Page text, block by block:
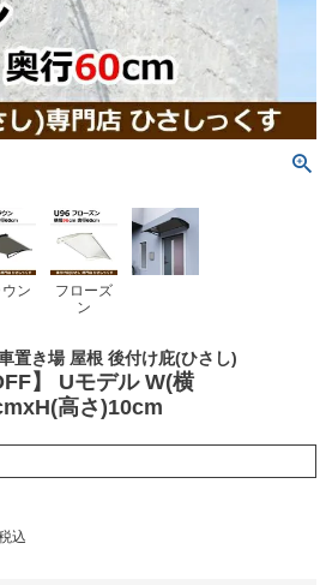
ン
フローズ
ン
置き場 屋根 後付け庇(ひさし)
】 Uモデル W(横
高さ)10cm
込